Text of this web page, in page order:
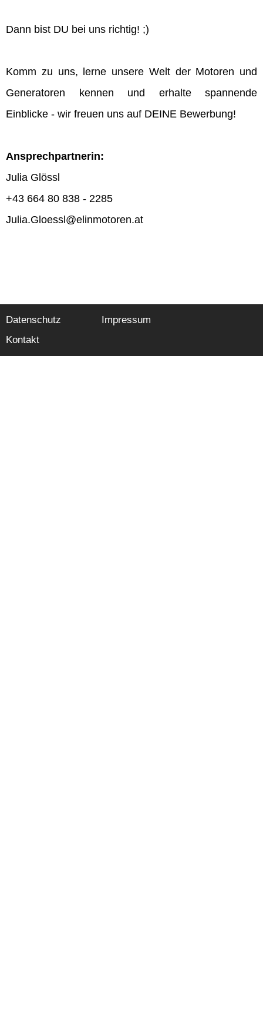
Dann bist DU bei uns richtig! ;)
Komm zu uns, lerne unsere Welt der Motoren und
Generatoren kennen und erhalte spannende
Einblicke - wir freuen uns auf DEINE Bewerbung!
Ansprechpartnerin:
Julia Glössl
+43 664 80 838 - 2285
Julia.Gloessl@elinmotoren.at
Datenschutz
Impressum
Kontakt